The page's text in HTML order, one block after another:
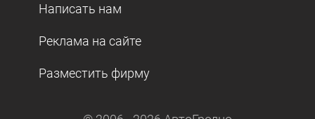
Написать нам
Реклама на сайте
Разместить фирму